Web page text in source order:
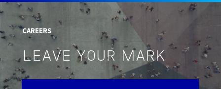
CAREERS
LEAVE YOUR MARK